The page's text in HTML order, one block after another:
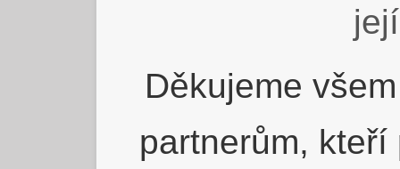
Děkujeme
partnerům,